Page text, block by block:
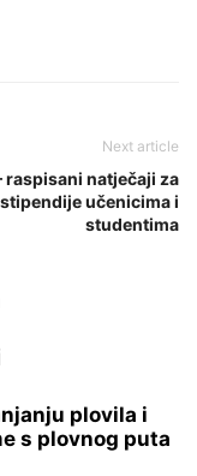
Next article
raspisani natječaji za
stipendije učenicima i
studentima
plovila i
s plovnog puta